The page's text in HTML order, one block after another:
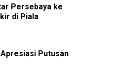
Persebaya ke
di Piala
Putusan